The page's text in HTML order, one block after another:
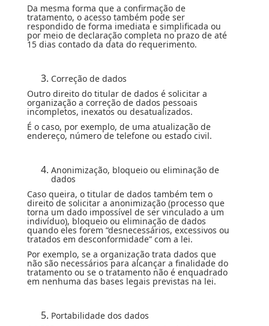
Da mesma forma que a confirmação de
tratamento, o acesso também pode ser
respondido de forma imediata e simplificada ou
por meio de declaração completa no prazo de até
15 dias contado da data do requerimento.
Correção de dados
Outro direito do titular de dados é solicitar a
organização a correção de dados pessoais
incompletos, inexatos ou desatualizados.
É o caso, por exemplo, de uma atualização de
endereço, número de telefone ou estado civil.
Anonimização, bloqueio ou eliminação de
dados
Caso queira, o titular de dados também tem o
direito de solicitar a anonimização (processo que
torna um dado impossível de ser vinculado a um
indivíduo), bloqueio ou eliminação de dados
quando eles forem “desnecessários, excessivos ou
tratados em desconformidade” com a lei.
Por exemplo, se a organização trata dados que
não são necessários para alcançar a finalidade do
tratamento ou se o tratamento não é enquadrado
em nenhuma das bases legais previstas na lei.
Portabilidade dos dados